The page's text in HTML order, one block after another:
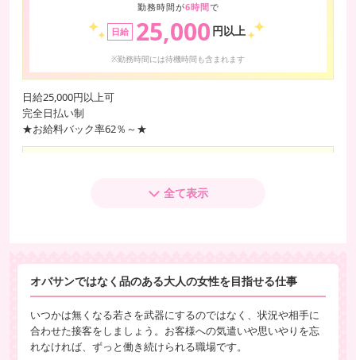
勤務時間が6時間で
日給 25,000 円以上
※勤務時間には待機時間も含まれます
日給25,000円以上可
完全日払い制
★お給料バック率62％～★
5,000円～最大6,000円
本指名料 1,000円
★毎月賞金あり（月間指名ポイント）
2万円～最大10万円まで
全て表示
オバサンではなく品のある大人の女性を目指せる仕事
いつかは無くなる若さを武器にするのではなく、状況や相手に
合わせた接客をしましょう。お客様への気遣いや思いやりを忘
れなければ、ずっと働き続けられる職場です。